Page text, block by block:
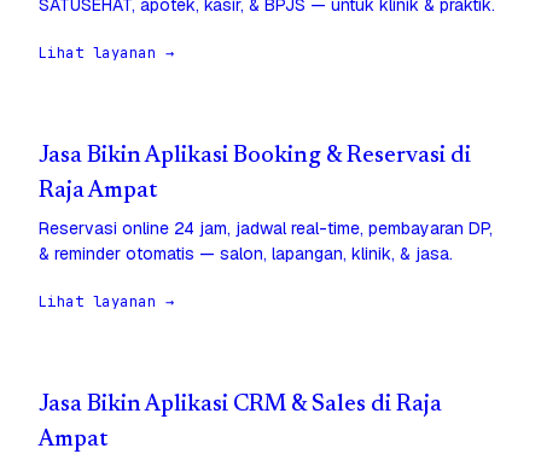
SATUSEHAT, apotek, kasir, & BPJS — untuk klinik & praktik.
Lihat layanan →
Jasa Bikin Aplikasi Booking & Reservasi di
Raja Ampat
Reservasi online 24 jam, jadwal real-time, pembayaran DP,
& reminder otomatis — salon, lapangan, klinik, & jasa.
Lihat layanan →
Jasa Bikin Aplikasi CRM & Sales di Raja
Ampat